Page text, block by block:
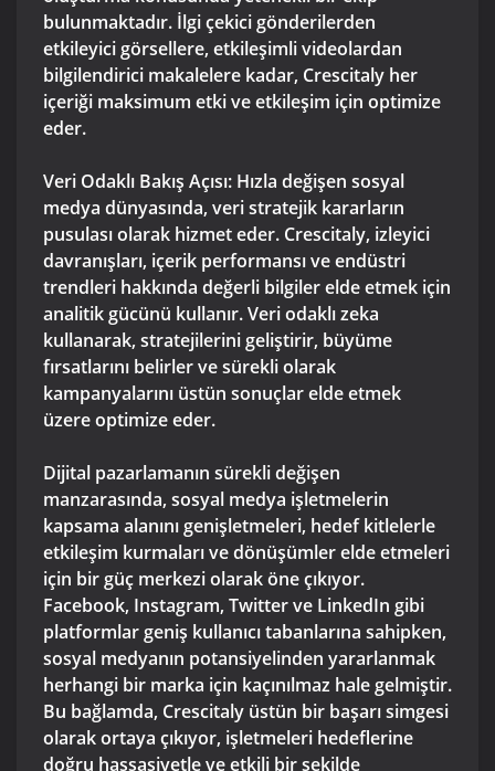
bulunmaktadır. İlgi çekici gönderilerden
etkileyici görsellere, etkileşimli videolardan
bilgilendirici makalelere kadar, Crescitaly her
içeriği maksimum etki ve etkileşim için optimize
eder.
Veri Odaklı Bakış Açısı: Hızla değişen sosyal
medya dünyasında, veri stratejik kararların
pusulası olarak hizmet eder. Crescitaly, izleyici
davranışları, içerik performansı ve endüstri
trendleri hakkında değerli bilgiler elde etmek için
analitik gücünü kullanır. Veri odaklı zeka
kullanarak, stratejilerini geliştirir, büyüme
fırsatlarını belirler ve sürekli olarak
kampanyalarını üstün sonuçlar elde etmek
üzere optimize eder.
Dijital pazarlamanın sürekli değişen
manzarasında, sosyal medya işletmelerin
kapsama alanını genişletmeleri, hedef kitlelerle
etkileşim kurmaları ve dönüşümler elde etmeleri
için bir güç merkezi olarak öne çıkıyor.
Facebook, Instagram, Twitter ve LinkedIn gibi
platformlar geniş kullanıcı tabanlarına sahipken,
sosyal medyanın potansiyelinden yararlanmak
herhangi bir marka için kaçınılmaz hale gelmiştir.
Bu bağlamda, Crescitaly üstün bir başarı simgesi
olarak ortaya çıkıyor, işletmeleri hedeflerine
doğru hassasiyetle ve etkili bir şekilde